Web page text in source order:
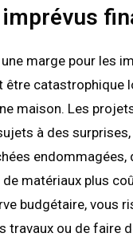
marge pour les
être catastrophique
maison. Les
à des surprises,
endommagées,
matériaux plus
budgétaire, vous
travaux ou de faire